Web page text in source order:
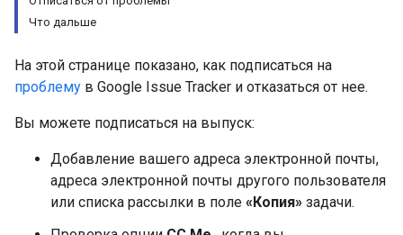
Что дальше
На этой странице показано, как подписаться на
проблему в Google Issue Tracker и отказаться от нее.
Вы можете подписаться на выпуск:
Добавление вашего адреса электронной почты,
адреса электронной почты другого пользователя
или списка рассылки в поле «Копия» задачи.